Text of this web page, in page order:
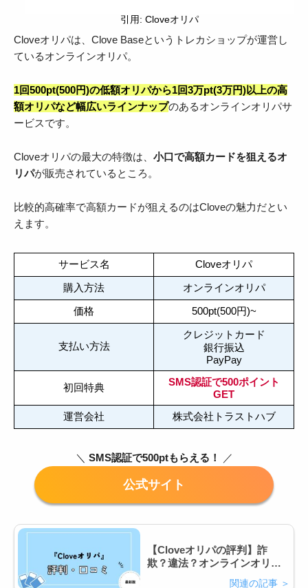
引用: Cloveオリパ
Cloveオリパは、Clove Baseというトレカショップが運営し
ているオンラインオリパ。
1回500pt(500円)の低額オリパから1回3万pt(3万円)以上の高
額オリパなど幅広いラインナップのあるオンラインオリパサ
ービスです。
Cloveオリパの最大の特徴は、 小口で高額カードを狙えるオ
リパが販売されているところ。
比較的高確率で高額カードが狙えるのはCloveの魅力だとい
えます。
サービス名 Cloveオリパ
購入方法 オンラインオリパ
価格 500pt(500円)~
支払い方法
クレジットカード
銀行振込
PayPay
初回特典
SMS認証で500ポイント
GET
運営会社
株式会社トラストハブ
＼ SMS認証で500ptもらえる！ ／
【Cloveオリパの評判】詐
欺？違法？オンラインオリパ
実態や仕組みをご紹介！